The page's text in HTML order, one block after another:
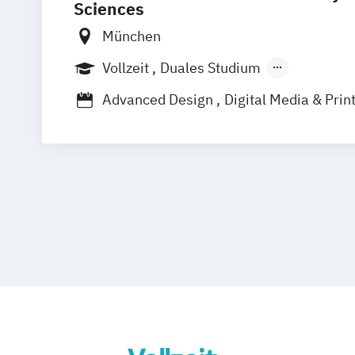
Sciences
München
Vollzeit
Duales Studium
Berufsbegleitendes Präsenzstudium
Advanced Design
Digital Media & Print
Printmedien Technologie und